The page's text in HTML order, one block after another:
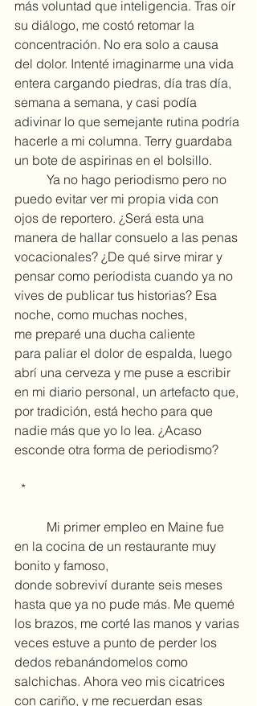
más voluntad que inteligencia. Tras oír
su diálogo, me costó retomar la
concentración. No era solo a causa
del dolor. Intenté imaginarme una vida
entera cargando piedras, día tras día,
semana a semana, y casi podía
adivinar lo que semejante rutina podría
hacerle a mi columna. Terry guardaba
un bote de aspirinas en el bolsillo.
puedo evitar ver mi propia vida con
ojos de reportero. ¿Será esta una
manera de hallar consuelo a las penas
vocacionales? ¿De qué sirve mirar y
pensar como periodista cuando ya no
vives de publicar tus historias? Esa
noche, como muchas noches,
me preparé una ducha caliente
para paliar el dolor de espalda, luego
abrí una cerveza y me puse a escribir
en mi diario personal, un artefacto que,
por tradición, está hecho para que
nadie más que yo lo lea. ¿Acaso
esconde otra forma de periodismo?
*
en la cocina de un restaurante muy
bonito y famoso,
donde sobreviví durante seis meses
hasta que ya no pude más. Me quemé
los brazos, me corté las manos y varias
veces estuve a punto de perder los
dedos rebanándomelos como
salchichas. Ahora veo mis cicatrices
con cariño, y me recuerdan esas